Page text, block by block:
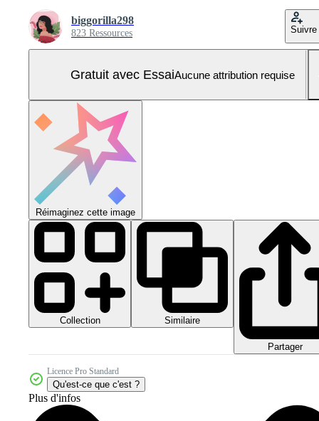
biggorilla298
823 Ressources Suivre
Gratuit avec EssaiAucune attribution requise
Réimaginez cette image
Collection Similaire
Partager
Licence Pro Standard
Qu'est-ce que c'est ?
Plus d'infos